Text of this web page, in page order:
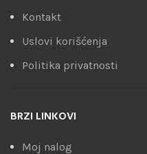
Kontakt
Uslovi korišćenja
Politika privatnosti
BRZI LINKOVI
Moj nalog